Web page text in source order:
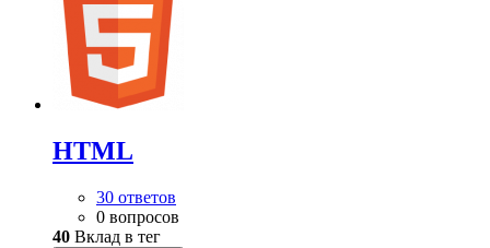
HTML
30 ответов
0 вопросов
40 Вклад в тег